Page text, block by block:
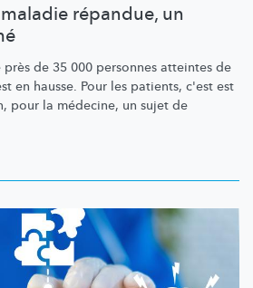
répandue, un
de 35 000 personnes atteintes de
en hausse. Pour les patients, c'est est
pour la médecine, un sujet de